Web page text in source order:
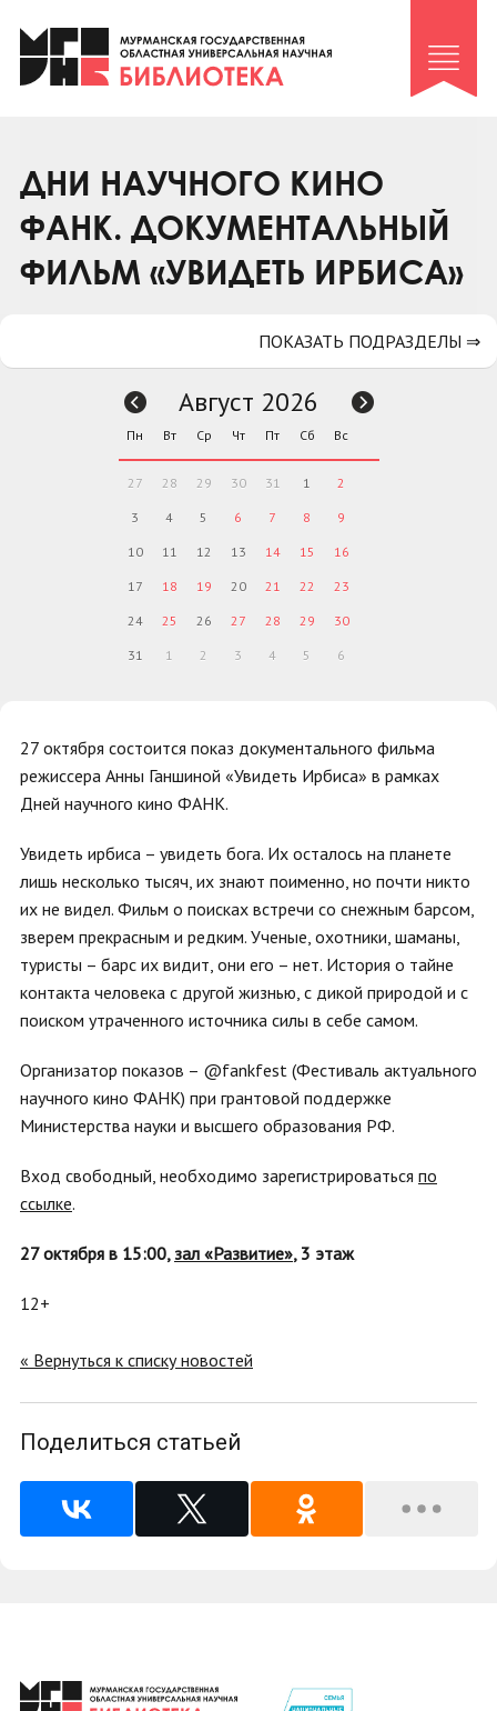
Клуб «Гиря и сельдерей»
Клуб «Семейный архив»
Коллегам
Контакты
ДНИ НАУЧНОГО КИНО
ФАНК. ДОКУМЕНТАЛЬНЫЙ
ФИЛЬМ «УВИДЕТЬ ИРБИСА»
27 октября состоится показ документального фильма
режиссера Анны Ганшиной «Увидеть Ирбиса» в рамках
Дней научного кино ФАНК.
Увидеть ирбиса – увидеть бога. Их осталось на планете
лишь несколько тысяч, их знают поименно, но почти никто
их не видел. Фильм о поисках встречи со снежным барсом,
зверем прекрасным и редким. Ученые, охотники, шаманы,
туристы – барс их видит, они его – нет. История о тайне
контакта человека с другой жизнью, с дикой природой и с
поиском утраченного источника силы в себе самом.
Организатор показов – @fankfest (Фестиваль актуального
научного кино ФАНК) при грантовой поддержке
Министерства науки и высшего образования РФ.
Вход свободный, необходимо зарегистрироваться по
ссылке.
27 октября в 15:00, зал «Развитие», 3 этаж
12+
« Вернуться к списку новостей
Поделиться статьей
ПОКАЗАТЬ ПОДРАЗДЕЛЫ ⇒
Август 2026
Пн Вт Ср Чт Пт Сб Вс
27 28 29 30 31 1 2
3 4 5 6 7 8 9
10 11 12 13 14 15 16
17 18 19 20 21 22 23
24 25 26 27 28 29 30
31 1 2 3 4 5 6